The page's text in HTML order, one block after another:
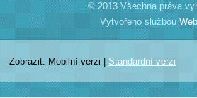
© 2013 Všechna práva
Vytvořeno službou
Zobrazit: Mobilní verzi | Standardní verzi